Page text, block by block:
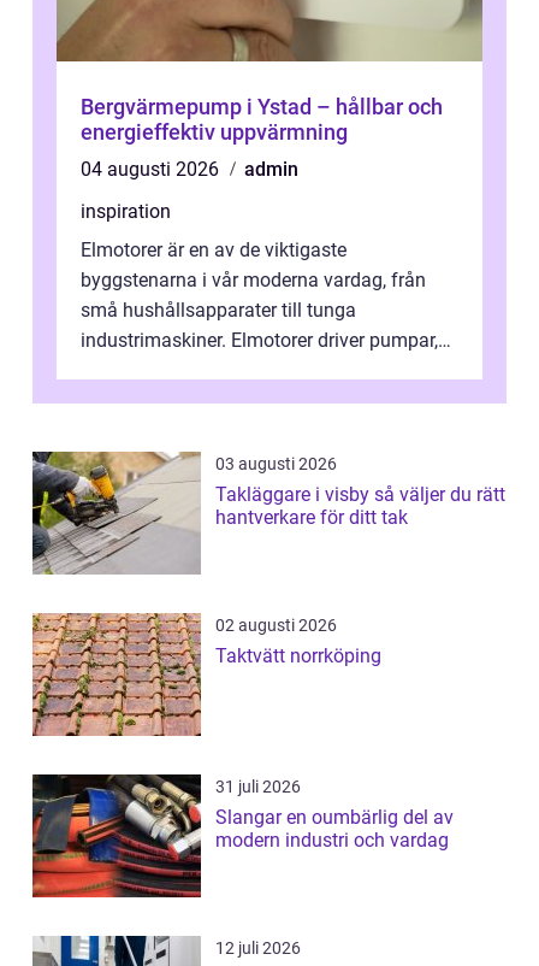
Bergvärmepump i Ystad – hållbar och
energieffektiv uppvärmning
04 augusti 2026
admin
inspiration
Elmotorer är en av de viktigaste
byggstenarna i vår moderna vardag, från
små hushållsapparater till tunga
industrimaskiner. Elmotorer driver pumpar,
03 augusti 2026
Takläggare i visby så väljer du rätt
hantverkare för ditt tak
02 augusti 2026
Taktvätt norrköping
31 juli 2026
Slangar en oumbärlig del av
modern industri och vardag
12 juli 2026